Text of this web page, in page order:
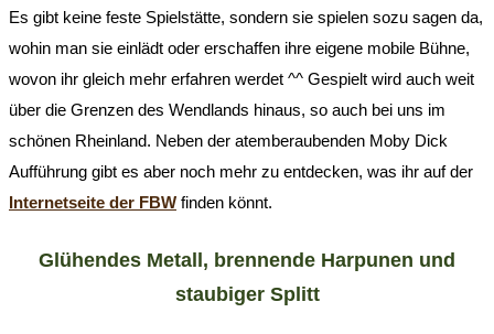
Es gibt keine feste Spielstätte, sondern sie spielen sozu sagen da,
wohin man sie einlädt oder erschaffen ihre eigene mobile Bühne,
wovon ihr gleich mehr erfahren werdet ^^ Gespielt wird auch weit
über die Grenzen des Wendlands hinaus, so auch bei uns im
schönen Rheinland. Neben der atemberaubenden Moby Dick
Aufführung gibt es aber noch mehr zu entdecken, was ihr auf der
Internetseite der FBW finden könnt.
Glühendes Metall, brennende Harpunen und
staubiger Splitt